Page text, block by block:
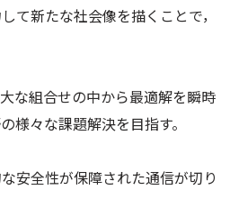
て新たな社会像を描くことで，
な組合せの中から最適解を瞬時
様々な課題解決を目指す。
安全性が保障された通信が切り